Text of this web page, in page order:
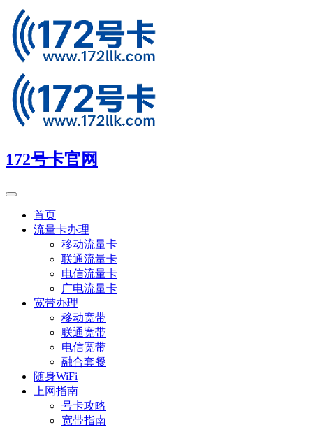
172号卡官网
首页
流量卡办理
移动流量卡
联通流量卡
电信流量卡
广电流量卡
宽带办理
移动宽带
联通宽带
电信宽带
融合套餐
随身WiFi
上网指南
号卡攻略
宽带指南